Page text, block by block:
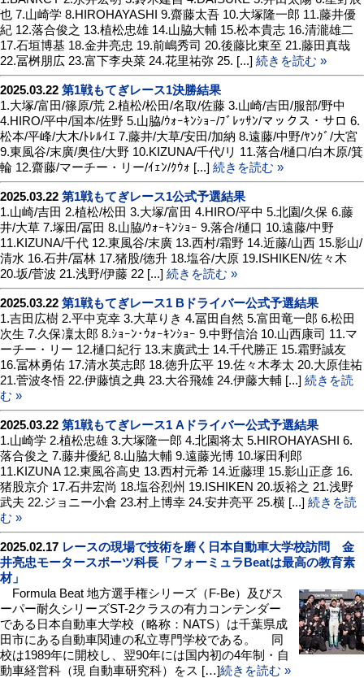
也 7.山崎学 8.HIROHAYASHI 9.齋藤太吾 10.大塚隆一郎 11.藤井優
紀 12.落合俊之 13.植松忠雄 14.山脇大輔 15.松本貴志 16.清瀧雄二
17.石垣博基 18.金井亮忠 19.前嶋秀司 20.後藤比東至 21.藤田真哉
22.冨桝朋広 23.富下李央菜 24.花里祐弥 25. [...] 続きを読む »
2025.03.22 第1戦もてぎレース1決勝結果
1.大塚/富田/篠原/荒 2.植松/松田/名取/佐藤 3.山崎/吉田/服部/野中
4.HIRO/平中/国本/佐野 5.山脇/ｳｫｰｷﾝｼｮｰ/ﾌﾞﾚｯｻﾝ/マックス・サロ 6.
松本/平峰/大木/ﾄﾚﾙｲｴ 7.藤井/大草/安田/加納 8.遠藤/中野/ﾔﾝｸﾞ/大宮
9.東風谷/末廣/奥住/大野 10.KIZUNA/千代/リ 11.落合/樋口/白木原/箕
輪 12.齋藤/マーチー・リー/ｲｪﾝ/ｸｳｫ [...] 続きを読む »
2025.03.22 第1戦もてぎレース1公式予選結果
1.山崎/吉田 2.植松/松田 3.大塚/富田 4.HIRO/平中 5.北園/久保 6.藤
井/大草 7.塚田/冨田 8.山脇/ｳｫｰｷﾝｼｮｰ 9.落合/樋口 10.遠藤/中野
11.KIZUNA/千代 12.東風谷/末廣 13.西村/霜野 14.近藤/山西 15.影山/
清水 16.石井/冨林 17.猪股/徳升 18.塩谷/大原 19.ISHIKEN/佐々木
20.坂/菅波 21.浅野/伊藤 22 [...] 続きを読む »
2025.03.22 第1戦もてぎレース1 Bドライバー公式予選結果
1.吉田広樹 2.平中克幸 3.大草りき 4.冨田自然 5.富田竜一郎 6.松田
次生 7.久保凜太郎 8.ｼｮｰﾝ･ｳｫｰｷﾝｼｮｰ 9.中野信治 10.山西康司 11.マ
ーチー・リー 12.樋口紀行 13.末廣武士 14.千代勝正 15.霜野誠友
16.冨林勇佑 17.清水英志郎 18.徳升広平 19.佐々木孝太 20.大原佳祐
21.菅波冬悟 22.伊藤慎之典 23.大谷飛雄 24.伊藤大輔 [...] 続きを読
む »
2025.03.22 第1戦もてぎレース1 Aドライバー公式予選結果
1.山崎学 2.植松忠雄 3.大塚隆一郎 4.北園将太 5.HIROHAYASHI 6.
落合俊之 7.藤井優紀 8.山脇大輔 9.遠藤光博 10.塚田利郎
11.KIZUNA 12.東風谷高史 13.西村元希 14.近藤理 15.影山正彦 16.
猪股京介 17.石井宏尚 18.塩谷烈州 19.ISHIKEN 20.坂裕之 21.浅野
武夫 22.ジョニー小倉 23.村上博幸 24.安井亮平 25.横 [...] 続きを読
む »
2025.02.17 レースの現場で技術を磨く日本自動車大学校訪問 金
井亮忠モータースポーツ科長「フォーミュラBeatは最高の教育素
材」
Formula Beat 地方選手権シリーズ（F-Be）及びス
ーパー耐久シリーズST-2クラスの有力コンテンダー
である日本自動車大学校（略称：NATS）は千葉県成
田市にある自動車関連の私立専門学校である。 同
校は1989年に開校し、翌90年には国内初の4年制・自
動車経営科（現 自動車研究科）をス […]続きを読む »